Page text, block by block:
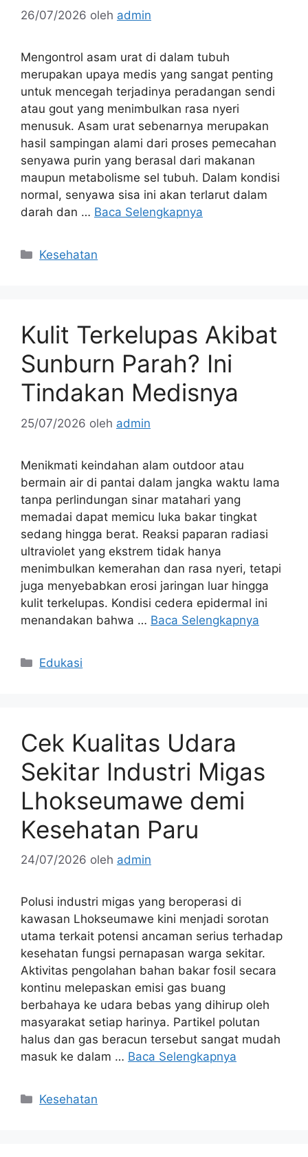
26/07/2026 oleh admin
Mengontrol asam urat di dalam tubuh
merupakan upaya medis yang sangat penting
untuk mencegah terjadinya peradangan sendi
atau gout yang menimbulkan rasa nyeri
menusuk. Asam urat sebenarnya merupakan
hasil sampingan alami dari proses pemecahan
senyawa purin yang berasal dari makanan
maupun metabolisme sel tubuh. Dalam kondisi
normal, senyawa sisa ini akan terlarut dalam
darah dan … Baca Selengkapnya
Kategori
Kesehatan
Kulit Terkelupas Akibat
Sunburn Parah? Ini
Tindakan Medisnya
25/07/2026 oleh admin
Menikmati keindahan alam outdoor atau
bermain air di pantai dalam jangka waktu lama
tanpa perlindungan sinar matahari yang
memadai dapat memicu luka bakar tingkat
sedang hingga berat. Reaksi paparan radiasi
ultraviolet yang ekstrem tidak hanya
menimbulkan kemerahan dan rasa nyeri, tetapi
juga menyebabkan erosi jaringan luar hingga
kulit terkelupas. Kondisi cedera epidermal ini
menandakan bahwa … Baca Selengkapnya
Kategori
Edukasi
Cek Kualitas Udara
Sekitar Industri Migas
Lhokseumawe demi
Kesehatan Paru
24/07/2026 oleh admin
Polusi industri migas yang beroperasi di
kawasan Lhokseumawe kini menjadi sorotan
utama terkait potensi ancaman serius terhadap
kesehatan fungsi pernapasan warga sekitar.
Aktivitas pengolahan bahan bakar fosil secara
kontinu melepaskan emisi gas buang
berbahaya ke udara bebas yang dihirup oleh
masyarakat setiap harinya. Partikel polutan
halus dan gas beracun tersebut sangat mudah
masuk ke dalam … Baca Selengkapnya
Kategori
Kesehatan